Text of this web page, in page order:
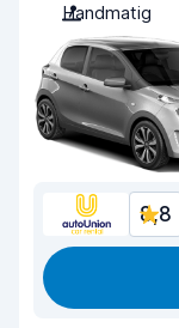
Handmatig
8,8